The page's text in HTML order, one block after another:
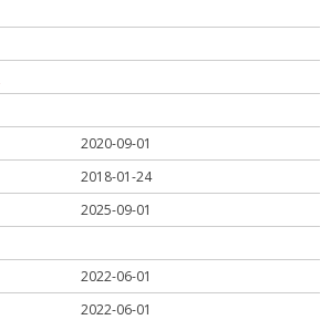
2020-09-01
2018-01-24
2025-09-01
2022-06-01
2022-06-01